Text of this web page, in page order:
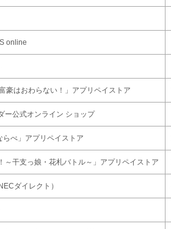
online
豪はおわらない！」アプリペイストア
ー公式オンライン ショップ
らべ」アプリペイストア
～干支っ娘・花札バトル～」アプリペイストア
ダイレクト）